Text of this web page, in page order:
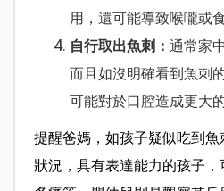
用，還可能導致喉嚨或
自行取出魚刺： 通常家
而且如沒明確看到魚刺
可能對於口腔造成更大的
提醒爸媽，如孩子疑似吃到
狀況，具有表達能力的孩子